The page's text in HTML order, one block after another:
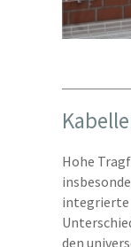
Hohe
integrierte
den